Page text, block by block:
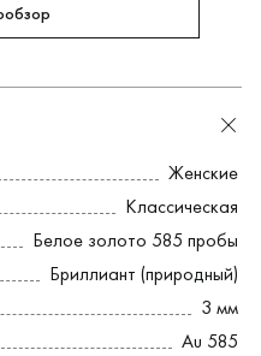
Женские
Классическая
Белое золото 585 пробы
Бриллиант (природный)
3 мм
Au 585